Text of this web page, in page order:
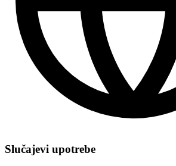
Slučajevi upotrebe